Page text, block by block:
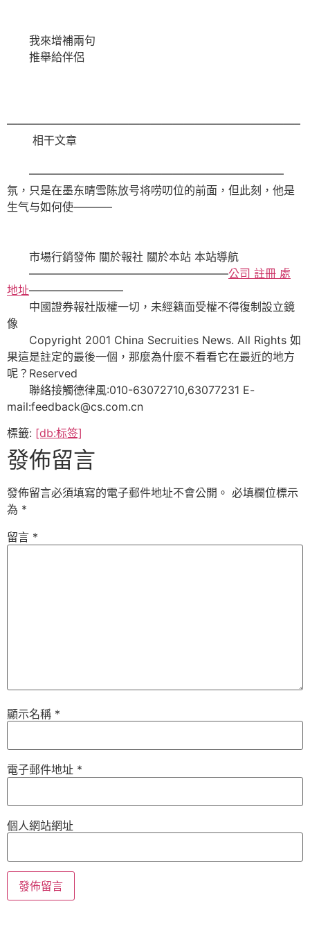
我來增補兩句
推舉給伴侶
——————————————————————————–
相干文章
———————————————————————
氛，只是在墨东晴雪陈放号将唠叨位的前面，但此刻，他是
生气与如何使———–
市場行銷發佈 關於報社 關於本站 本站導航
——————————————————公司 註冊 處
地址————————–
中國證券報社版權一切，未經籍面受權不得復制設立鏡
像
Copyright 2001 China Secruities News. All Rights 如
果這是註定的最後一個，那麼為什麼不看看它在最近的地方
呢？Reserved
聯絡接觸德律風:010-63072710,63077231 E-
mail:feedback@cs.com.cn
標籤: [db:标签]
發佈留言
發佈留言必須填寫的電子郵件地址不會公開。 必填欄位標示
為 *
留言 *
顯示名稱 *
電子郵件地址 *
個人網站網址